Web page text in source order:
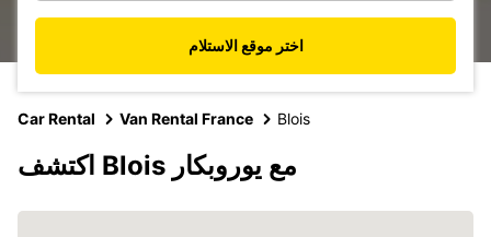
اختر موقع الاستلام
Car Rental Van Rental France Blois
اكتشف Blois مع يوروبكار